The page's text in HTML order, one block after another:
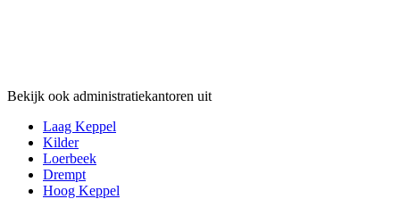
Bekijk ook administratiekantoren uit
Laag Keppel
Kilder
Loerbeek
Drempt
Hoog Keppel